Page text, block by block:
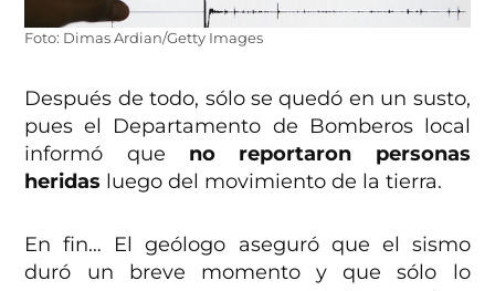
Foto: Dimas Ardian/Getty Images
Después de todo, sólo se quedó en un susto,
pues el Departamento de Bomberos local
informó que no reportaron personas
heridas luego del movimiento de la tierra.
En fin… El geólogo aseguró que el sismo
duró un breve momento y que sólo lo